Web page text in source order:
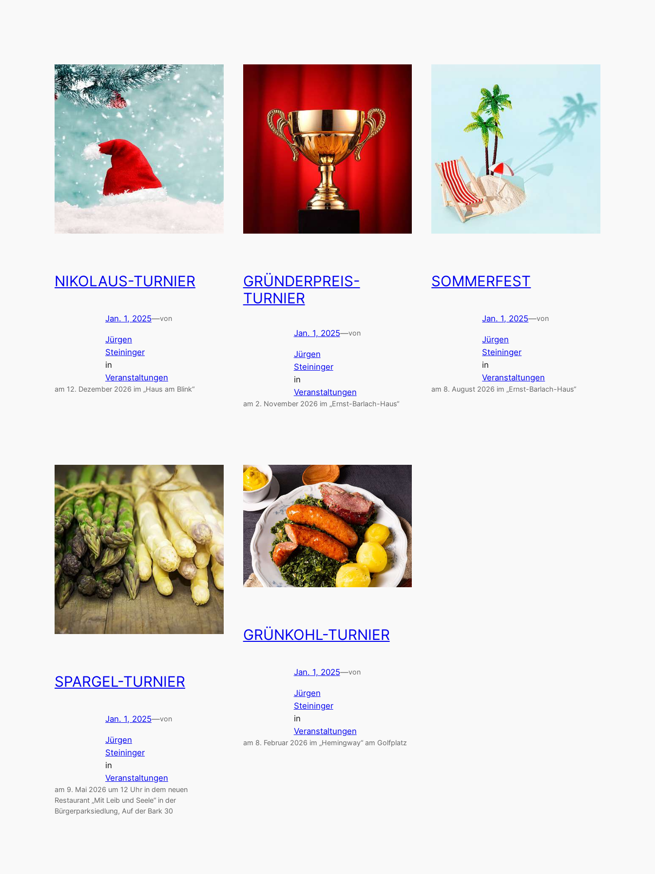
NIKOLAUS-TURNIER
Jan. 1, 2025—von
Jürgen
Steininger
in
Veranstaltungen
am 12. Dezember 2026 im „Haus am Blink“
GRÜNDERPREIS-
TURNIER
Jan. 1, 2025—von
Jürgen
Steininger
in
Veranstaltungen
am 2. November 2026 im „Ernst-Barlach-Haus“
SOMMERFEST
Jan. 1, 2025—von
Jürgen
Steininger
in
Veranstaltungen
am 8. August 2026 im „Ernst-Barlach-Haus“
SPARGEL-TURNIER
Jan. 1, 2025—von
Jürgen
Steininger
in
Veranstaltungen
am 9. Mai 2026 um 12 Uhr in dem neuen
Restaurant „Mit Leib und Seele“ in der
Bürgerparksiedlung, Auf der Bark 30
GRÜNKOHL-TURNIER
Jan. 1, 2025—von
Jürgen
Steininger
in
Veranstaltungen
am 8. Februar 2026 im „Hemingway“ am Golfplatz